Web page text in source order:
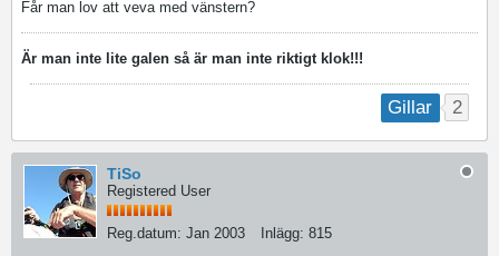
Får man lov att veva med vänstern?
Är man inte lite galen så är man inte riktigt klok!!!
Gillar 2
TiSo
Registered User
Reg.datum: Jan 2003 Inlägg: 815